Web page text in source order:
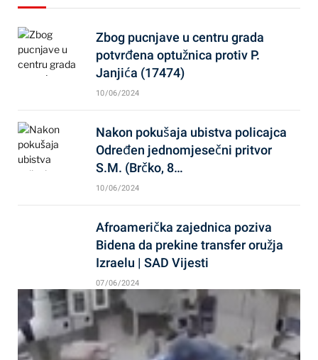
Zbog pucnjave u centru grada
potvrđena optužnica protiv P.
Janjića (17474)
10/06/2024
Nakon pokušaja ubistva policajca
Određen jednomjesečni pritvor
S.M. (Brčko, 8…
10/06/2024
Afroamerička zajednica poziva
Bidena da prekine transfer oružja
Izraelu | SAD Vijesti
07/06/2024